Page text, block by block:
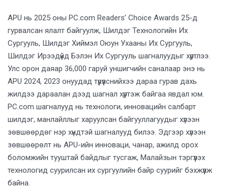
APU нь 2025 оны PC.com Readers’ Choice Awards 25-д
гурвалсан ялалт байгуулж, Шилдэг Технологийн Их
Сургууль, Шилдэг Хиймэл Оюун Ухааны Их Сургууль,
Шилдэг Ирээдүйд Бэлэн Их Сургууль шагналуудыг хүртлээ.
Улс орон даяар 36,000 гаруй уншигчийн саналаар энэ нь
APU 2024, 2023 онуудад түрүүлснийхээ дараа гурав дахь
жилдээ дараалан дээд шагнал хүртэж байгаа явдал юм.
PC.com шагналууд нь технологи, инновацийн салбарт
шилдэг, манлайллыг харуулсан байгууллагуудыг хүлээн
зөвшөөрдөг нэр хүндтэй шагналууд билээ. Эдгээр хүлээн
зөвшөөрөлт нь APU-ийн инноваци, чанар, ажилд орох
боломжийн тууштай байдлыг тусгаж, Малайзын тэргүүлэх
технологид суурилсан их сургуулийн байр суурийг бэхжүүлж
байна.